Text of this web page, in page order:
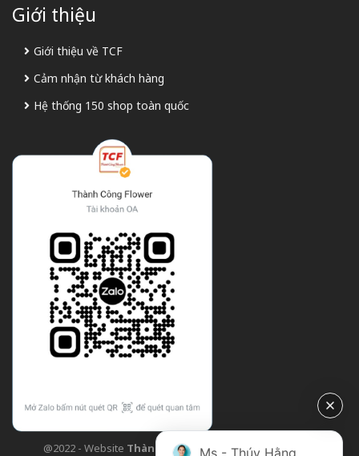
Giới thiệu
Giới thiệu về TCF
Cảm nhận từ khách hàng
Hệ thống 150 shop toàn quốc
@2022 - Website Thành Công Flower| Design bởi
Ms - Thúy Hằng